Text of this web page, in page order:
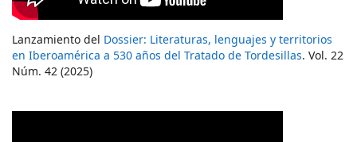
Lanzamiento del Dossier: Literaturas, lenguajes y territorios
en Iberoamérica a 530 años del Tratado de Tordesillas. Vol. 22
Núm. 42 (2025)